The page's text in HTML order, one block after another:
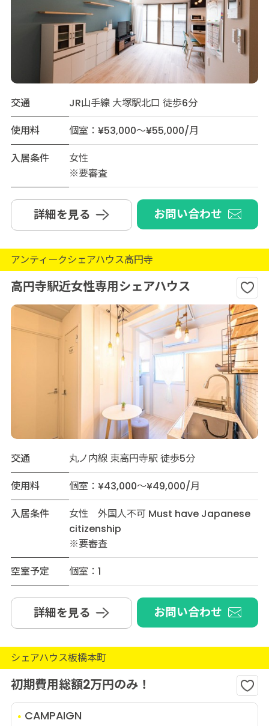
交通
JR山手線 大塚駅北口 徒歩6分
使用料
個室：¥53,000～¥55,000/月
入居条件
女性
※要審査
詳細を見る お問い合わせ
アンティークシェアハウス高円寺
高円寺駅近女性専用シェアハウス
交通
丸ノ内線 東高円寺駅 徒歩5分
使用料
個室：¥43,000～¥49,000/月
入居条件
女性 外国人不可 Must have Japanese
citizenship
※要審査
空室予定
個室：1
詳細を見る お問い合わせ
シェアハウス板橋本町
初期費用総額2万円のみ！
CAMPAIGN